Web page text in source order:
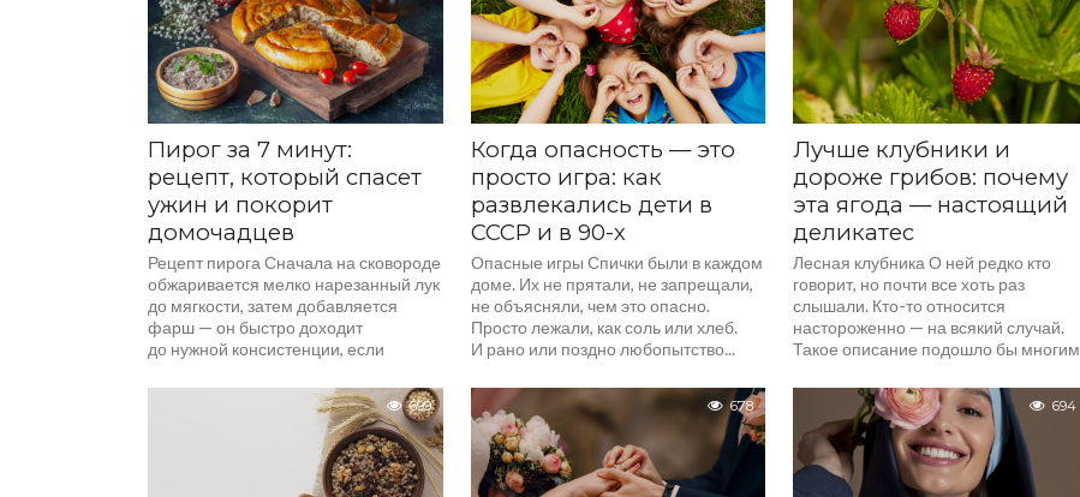
Пирог за 7 минут:
рецепт, который спасет
ужин и покорит
домочадцев
Рецепт пирога Сначала на сковороде
обжаривается мелко нарезанный лук
до мягкости, затем добавляется
фарш — он быстро доходит
до нужной консистенции, если
не испарится...
Когда опасность — это
просто игра: как
развлекались дети в
СССР и в 90-х
Опасные игры Спички были в каждом
доме. Их не прятали, не запрещали,
не объясняли, чем это опасно.
Просто лежали, как соль или хлеб.
И рано или поздно любопытство...
Лучше клубники и
дороже грибов: почему
эта ягода — настоящий
деликатес
Лесная клубника О ней редко кто
говорит, но почти все хоть раз
слышали. Кто-то относится
настороженно — на всякий случай.
Такое описание подошло бы многим
699 678 694